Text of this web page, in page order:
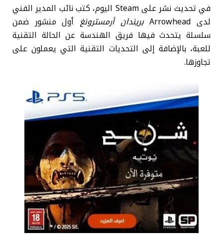
في تحديث نشر على Steam اليوم، كتب نائب المدير الفني
لدى Arrowhead
بريندان أرمسترونغ أول منشور ضمن
سلسلة يتحدث فيها فريق الهندسة عن الحالة التقنية
للعبة، بالإضافة إلى التحديات التقنية التي يعملون على
تجاوزها.